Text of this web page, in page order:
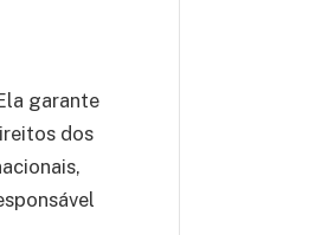
garante
dos